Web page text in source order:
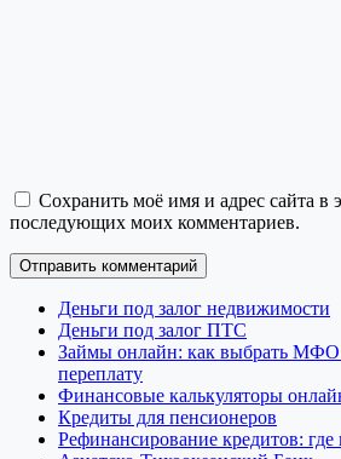
Сохранить моё имя и адрес сайта в
последующих моих комментариев.
Деньги под залог недвижимости
Деньги под залог ПТС
Займы онлайн: как выбрать МФО
переплату
Финансовые калькуляторы
Кредиты для пенсионеров
Рефинансирование кредитов: